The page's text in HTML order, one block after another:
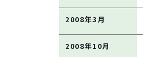
2008年3月
2008年10月